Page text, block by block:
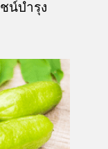
น์บำรุง